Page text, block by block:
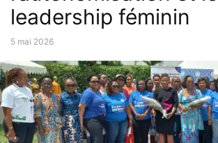
leadership féminin
5 mai 2026